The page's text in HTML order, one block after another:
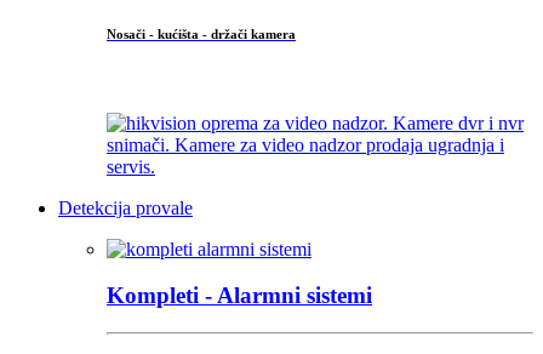
Nosači - kućišta - držači kamera
Detekcija provale
Kompleti - Alarmni sistemi